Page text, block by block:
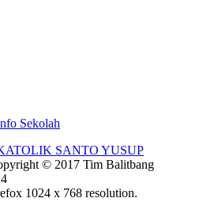
Sekolah
SANTO YUSUP
© 2017 Tim Balitbang
1024 x 768 resolution.